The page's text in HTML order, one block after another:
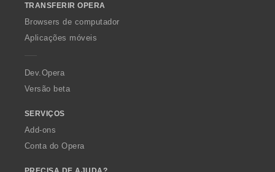
w
O
p
a
TRANSFERIR OPERA
Browsers de computador
Aplicações móveis
Dev.Opera
Versão beta
SERVIÇOS
Add-ons
Conta do Opera